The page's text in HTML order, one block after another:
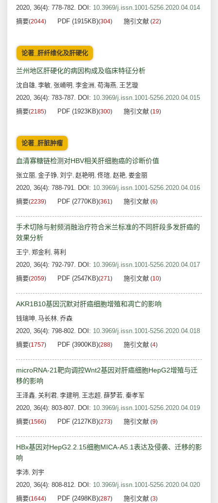
2020, 36(4): 778-782. DOI: 10.3969/j.issn.1001-5256.2020.04.014
摘要(2044) PDF (1915KB)(304) 施引文献 (22)
论著_肝纤维化及肝硬化
兰州地区肝硬化的病因构成及临床特征分析
沈自雄, 李敏, 张嵴明 , 李金洲, 苟海燕, 王艺璇
2020, 36(4): 783-787. DOI: 10.3969/j.issn.1001-5256.2020.04.015
摘要(2185) PDF (1923KB)(300) 施引文献 (19)
论著_肝脏肿瘤
血清寡糖链检测对HBV相关肝细胞癌的诊断价值
张立丽, 金子铮, 刘宁, 赵艳明 , 佟瑄, 赵艳, 娄金丽
2020, 36(4): 788-791. DOI: 10.3969/j.issn.1001-5256.2020.04.016
摘要(2239) PDF (2770KB)(361) 施引文献 (6)
手术切除与射频消融治疗符合米兰标准的不同肝段多发肝癌的
效果分析
王宁, 郑金利 , 蒋利
2020, 36(4): 792-797. DOI: 10.3969/j.issn.1001-5256.2020.04.017
摘要(2059) PDF (2547KB)(271) 施引文献 (10)
AKR1B10基因沉默对肝癌细胞增殖和凋亡的影响
钱瑞坤, 马长林, 乔森
2020, 36(4): 798-802. DOI: 10.3969/j.issn.1001-5256.2020.04.018
摘要(1757) PDF (3900KB)(288) 施引文献 (4)
microRNA-21靶向调控Wnt2基因对肝癌细胞HepG2增殖与迁
移的影响
王泽鑫, 关利君, 李建明 , 王志超, 薛梦若, 秦孝军
2020, 36(4): 803-807. DOI: 10.3969/j.issn.1001-5256.2020.04.019
摘要(1566) PDF (2127KB)(273) 施引文献 (9)
HBx基因对HepG2.2.15细胞MICA-A5.1表达及侵袭、迁移的影
响
李沛, 刘宇
2020, 36(4): 808-812. DOI: 10.3969/j.issn.1001-5256.2020.04.020
摘要(1644) PDF (2498KB)(287) 施引文献 (3)